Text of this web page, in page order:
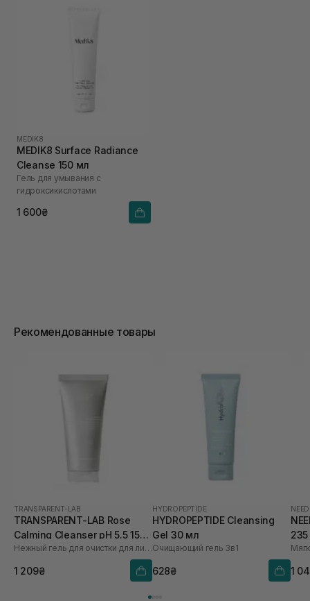
MEDIK8
MEDIK8 Surface Radiance
Cleanse 150 мл
Гель для умывания с
гидроксикислотами
1 600₴
Рекомендованные товары
TRANSPARENT-LAB
TRANSPARENT-LAB Rose
Calming Cleanser pH 5.5 150
мл
Нежный гель для очистки для лица
1 209₴
HYDROPEPTIDE
HYDROPEPTIDE Cleansing
Gel 30 мл
Очищающий гель 3в1
628₴ 1